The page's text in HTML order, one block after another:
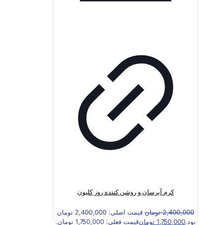
کرم آبرسان و روشن کننده روز کلیون
2,400,000 تومان
قیمت اصلی: 2,400,000 تومان
بود.1,750,000 تومانقیمت فعلی: 1,750,000 تومان.